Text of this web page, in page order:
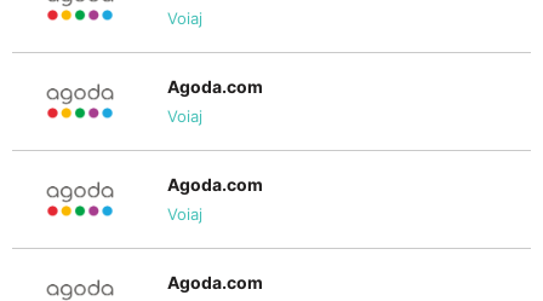
Voiaj
Agoda.com
Voiaj
Agoda.com
Voiaj
Agoda.com